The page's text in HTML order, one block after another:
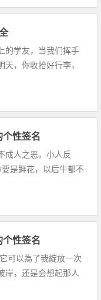
的沉默，它胜过一切
的学友，当我们挥手
，你收拾好行李，
下你们的合照。3、
别离的祝福，为再一
个性签名
成人之恶。小人反
是鲜花，以后牛都不
盖起来，企图避免别
须青铜，青铜易磨
个性签名
可以為了我綻放一次
岸，还是会想起那人